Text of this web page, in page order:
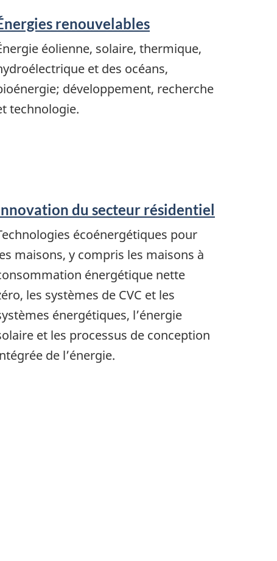
renouvelables
éolienne, solaire, thermique,
et des océans,
développement, recherche
technologie.
du secteur résidentiel
écoénergétiques pour
maisons, y compris les maisons à
énergétique nette
les systèmes de CVC et les
énergétiques, l’énergie
et les processus de conception
de l’énergie.